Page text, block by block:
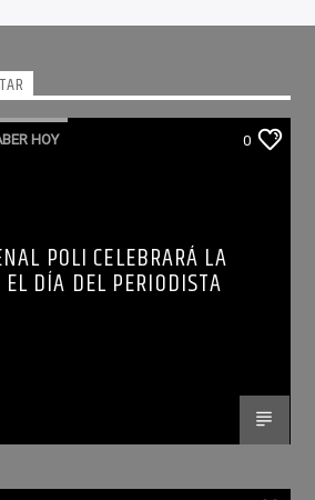
HOY 0
POLI CELEBRARÁ LA
DÍA DEL PERIODISTA